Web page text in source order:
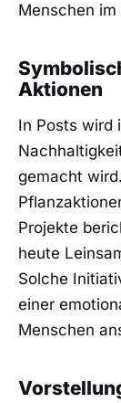
Menschen
Aktionen
In Posts wird
gemacht
Projekte
heute
Solche
einer
Menschen